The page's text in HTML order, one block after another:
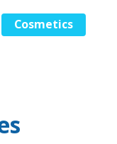
Cosmetics